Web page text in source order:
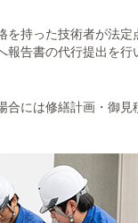
を持った技術者が法定
報告書の代行提出を行
合には修繕計画・御